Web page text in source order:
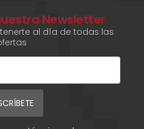
Newsletter
al día de todas las